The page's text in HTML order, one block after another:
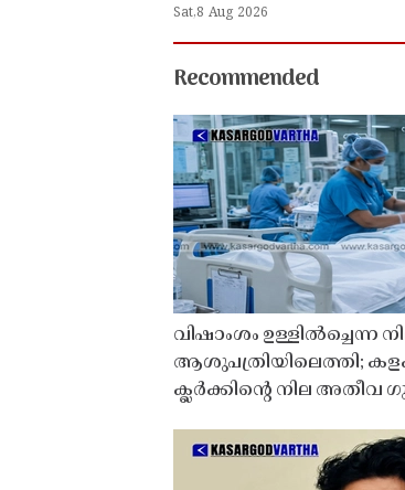
Sat,8 Aug 2026
Recommended
വിഷാംശം ഉള്ളിൽച്ചെന്ന
ആശുപത്രിയിലെത്തി;
ക്ലർക്കിൻ്റെ നില അതീവ